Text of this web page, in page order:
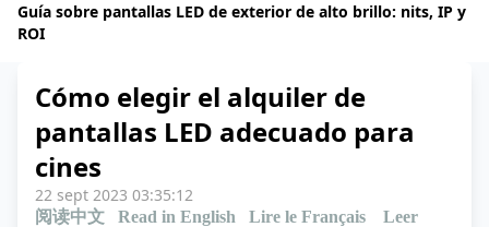
Guía sobre pantallas LED de exterior de alto brillo: nits, IP y
ROI
Cómo elegir el alquiler de
pantallas LED adecuado para
cines
22 sept 2023 03:35:12
阅读中文 Read in English Lire le Français
Leer